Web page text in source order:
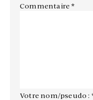
Commentaire*
Votre nom/pseudo :